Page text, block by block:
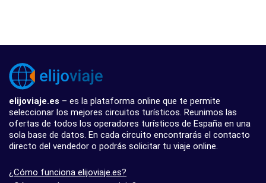
elijoviaje.es – es la plataforma online que te permite
seleccionar los mejores circuitos turísticos. Reunimos las
ofertas de todos los operadores turísticos de España en una
sola base de datos. En cada circuito encontrarás el contacto
directo del vendedor o podrás solicitar tu viaje online.
¿Cómo funciona elijoviaje.es?